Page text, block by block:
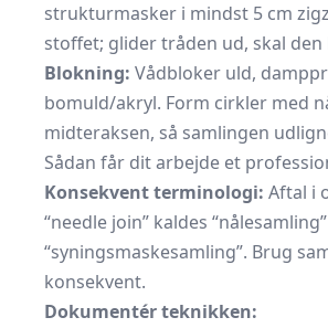
strukturmasker i mindst 5 cm
stoffet; glider tråden ud, skal
Blokning: Vådbloker uld,
bomuld/akryl. Form cirkler med
midteraksen, så samlingen
Sådan får dit arbejde et
Konsekvent terminologi: Aftal i
“needle join” kaldes
“syningsmaskesamling”. Brug
konsekvent.
Dokumentér teknikken: